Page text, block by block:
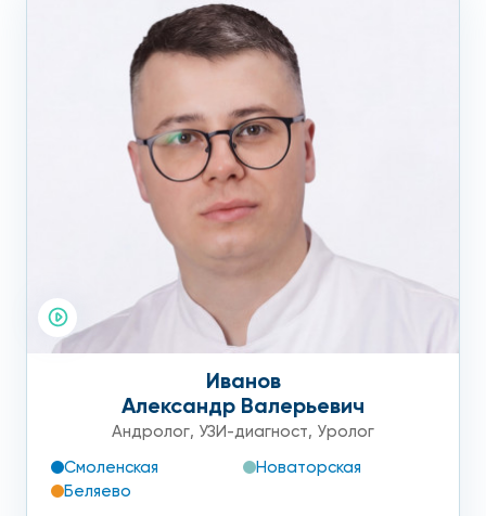
Иванов
Александр Валерьевич
Андролог, УЗИ-диагност, Уролог
Смоленская
Новаторская
Беляево